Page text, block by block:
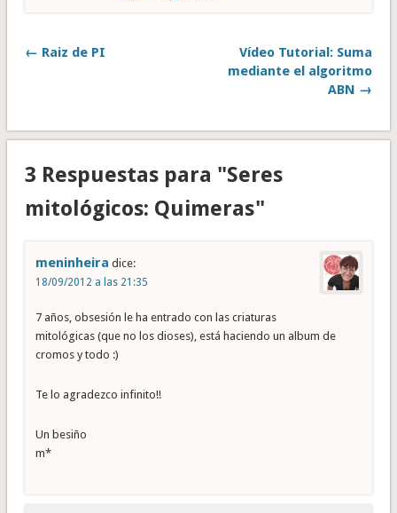
← Raiz de PI
Vídeo Tutorial: Suma
mediante el algoritmo
ABN →
3 Respuestas para "Seres
mitológicos: Quimeras"
meninheira dice:
18/09/2012 a las 21:35
7 años, obsesión le ha entrado con las criaturas
mitológicas (que no los dioses), está haciendo un album de
cromos y todo :)
Te lo agradezco infinito!!
Un besiño
m*